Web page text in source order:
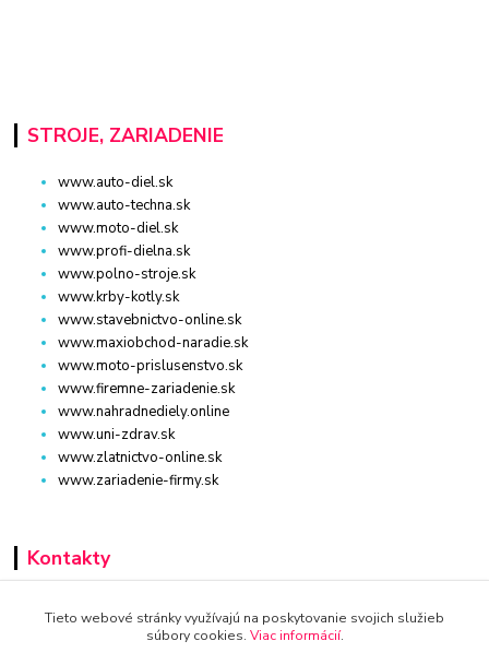
STROJE, ZARIADENIE
www.auto-diel.sk
www.auto-techna.sk
www.moto-diel.sk
www.profi-dielna.sk
www.polno-stroje.sk
www.krby-kotly.sk
www.stavebnictvo-online.sk
www.maxiobchod-naradie.sk
www.moto-prislusenstvo.sk
www.firemne-zariadenie.sk
www.nahradnediely.online
www.uni-zdrav.sk
www.zlatnictvo-online.sk
www.zariadenie-firmy.sk
Kontakty
+421 940 949 000
Tieto webové stránky využívajú na poskytovanie svojich služieb
súbory cookies. Viac informácií.